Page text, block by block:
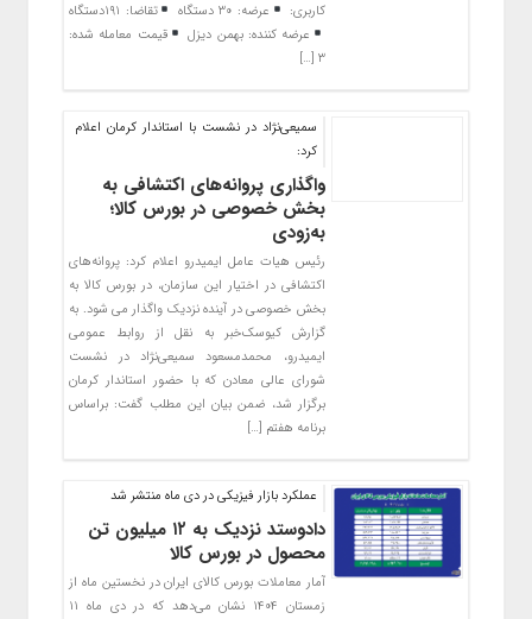
کاربری:
عرضه: ۳۰ دستگاه
تقاضا: ۱۹۱دستگاه
عرضه کننده: بهمن دیزل
قیمت معامله شده:
۳ […]
سمیعی‌نژاد در نشست با استاندار کرمان اعلام
کرد:
واگذاری پروانه‌های اکتشافی به
بخش خصوصی در بورس کالا؛
به‌زودی
رئیس هیات عامل ایمیدرو اعلام کرد: پروانه‌های
اکتشافی در اختیار این سازمان، در بورس کالا به
بخش خصوصی در آینده نزدیک واگذار می شود. به
گزارش کیوسک‌خبر به نقل از روابط عمومی
ایمیدرو، محمدمسعود سمیعی‌نژاد در نشست
شورای عالی معادن که با حضور استاندار کرمان
برگزار شد، ضمن بیان این مطلب گفت: براساس
برنامه هفتم […]
عملکرد بازار فیزیکی در دی ماه منتشر شد
دادوستد نزدیک به ۱۲ میلیون تن
محصول در بورس کالا
آمار معاملات بورس کالای ایران در نخستین ماه از
زمستان ۱۴۰۴ نشان می‌دهد که در دی ماه ۱۱